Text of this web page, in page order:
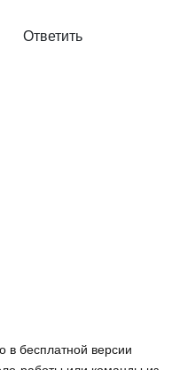
Ответить
в бесплатной версии